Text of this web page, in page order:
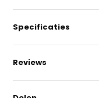
Specificaties
Reviews